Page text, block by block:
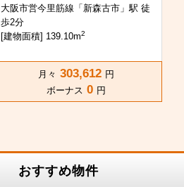
大阪市営今里筋線「新森古市」駅 徒
歩2分
[建物面積] 139.10m2
月々 303,612 円
ボーナス 0 円
おすすめ物件